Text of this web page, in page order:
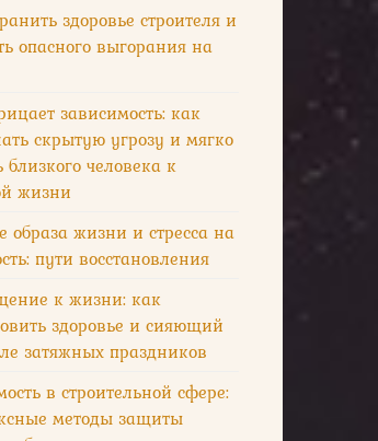
здоровье строителя и
опасного выгорания на
зависимость: как
скрытую угрозу и мягко
близкого человека к
жизни
образа жизни и стресса на
пути восстановления
к жизни: как
здоровье и сияющий
затяжных праздников
в строительной сфере:
методы защиты